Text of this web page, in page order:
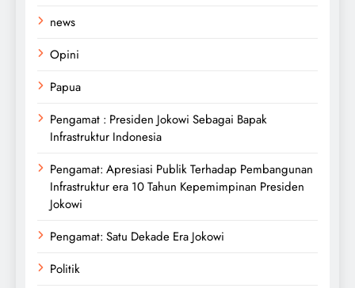
news
Opini
Papua
Pengamat : Presiden Jokowi Sebagai Bapak
Infrastruktur Indonesia
Pengamat: Apresiasi Publik Terhadap Pembangunan
Infrastruktur era 10 Tahun Kepemimpinan Presiden
Jokowi
Pengamat: Satu Dekade Era Jokowi
Politik